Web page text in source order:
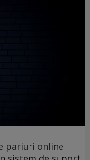
pariuri online